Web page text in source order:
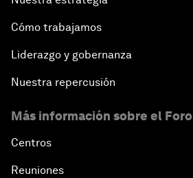
Cómo trabajamos
Liderazgo y gobernanza
Nuestra repercusión
Más información sobre el Foro
Centros
Reuniones